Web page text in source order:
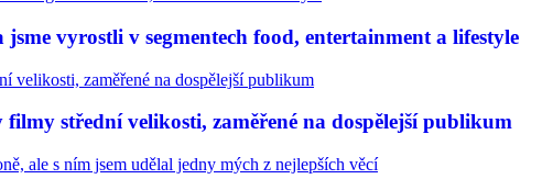
vyrostli v segmentech food, entertainment a lifestyle
střední velikosti, zaměřené na dospělejší publikum